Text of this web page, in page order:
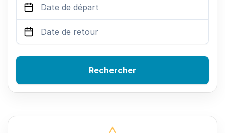
Rechercher